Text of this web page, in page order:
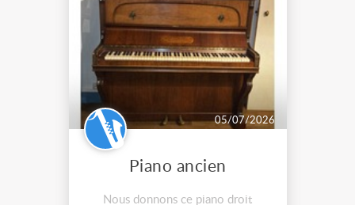
05/07/2026
Piano ancien
Nous donnons ce piano droit